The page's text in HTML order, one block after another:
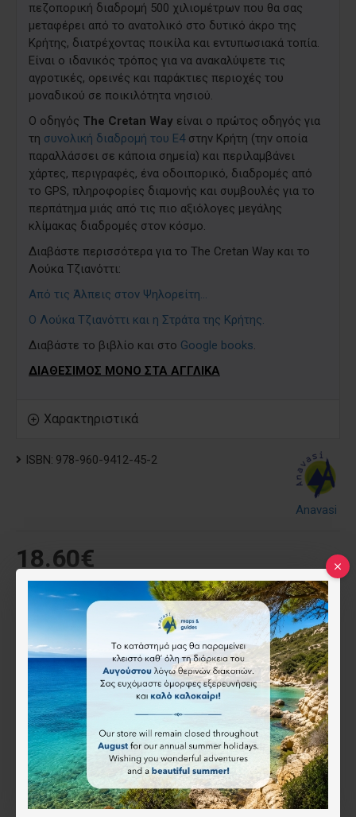
πεζοπορική διαδρομή 500 χιλιομέτρων που θα σας
μεταφέρει από το ανατολικό στο δυτικό άκρο της
Κρήτης, διατρέχοντας ποικίλα και εντυπωσιακά τοπία.
Είναι ο ιδανικός τρόπος για να ανακαλύψετε τις
αγροτικές, ορεινές και παράκτιες περιοχές του
μοναδικού σε ποικιλότητα νησιού.
Ο οδηγός The Cretan Way είναι ο πρώτος οδηγός για
τη συνολική διαδρομή του Ε4στην Κρήτη (την οποία
παραλλάσσει σε κάποια σημεία) και περιλαμβάνει
χάρτες, περιγραφές, ένα οδοιπορικό, διαδρομές από
το GPS, πληροφορίες διαμονής και συμβουλές για το
περπάτημα μιάς από τις πιο αξιόλογες μεγάλης
κλίμακας διαδρομές στον κόσμο.
Διαβάστε περισσότερα για το The Cretan Way και το
Λούκα Τζιανόττι:
Aπό τις Άλπεις στον Ψηλορείτη...
Ο Λούκα Τζιανόττι και η Στράτα της Κρήτης.
Διαβάστε το βιβλίο και στο Google books.
ΔΙΑΘΕΣΙΜΟΣ ΜΟΝΟ ΣΤΑ ΑΓΓΛΙΚΑ
Χαρακτηριστικά
ISBN: 978-960-9412-45-2
Anavasi
18.60€
Επιθυμητό
Συνδύασέ το Αγοράστηκε μαζί